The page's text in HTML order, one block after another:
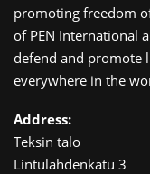
promoting freedom
of PEN International
defend and promote
everywhere in the
Address:
Teksin talo
Lintulahdenkatu 3